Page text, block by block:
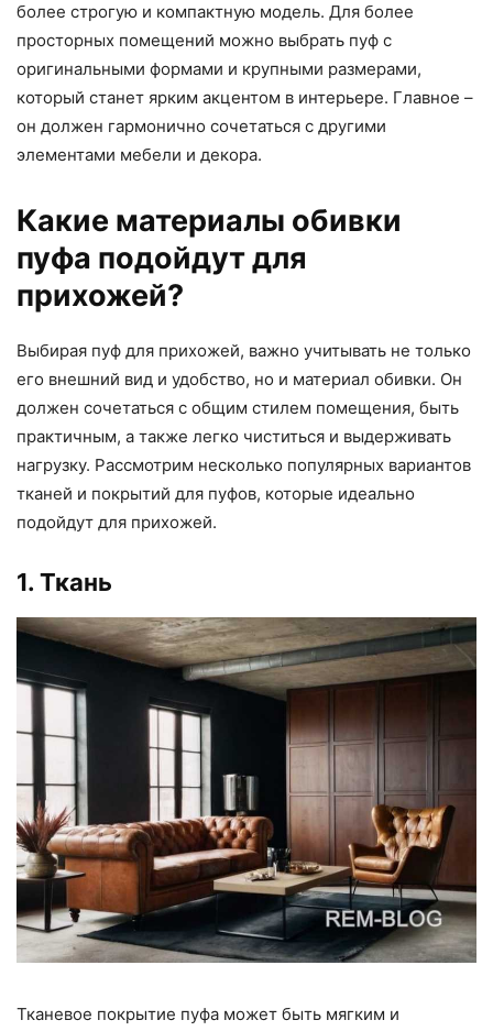
более строгую и компактную модель. Для более
просторных помещений можно выбрать пуф с
оригинальными формами и крупными размерами,
который станет ярким акцентом в интерьере. Главное –
он должен гармонично сочетаться с другими
элементами мебели и декора.
Какие материалы обивки
пуфа подойдут для
прихожей?
Выбирая пуф для прихожей, важно учитывать не только
его внешний вид и удобство, но и материал обивки. Он
должен сочетаться с общим стилем помещения, быть
практичным, а также легко чиститься и выдерживать
нагрузку. Рассмотрим несколько популярных вариантов
тканей и покрытий для пуфов, которые идеально
подойдут для прихожей.
1. Ткань
Тканевое покрытие пуфа может быть мягким и